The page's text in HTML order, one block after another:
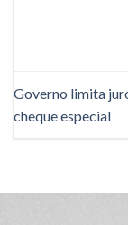
Governo limita
cheque especial